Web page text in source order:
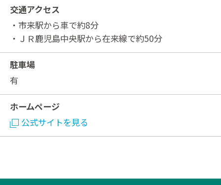
交通アクセス
・市来駅から車で約8分
・ＪＲ鹿児島中央駅から在来線で約50分
駐車場
有
ホームページ
公式サイトを見る